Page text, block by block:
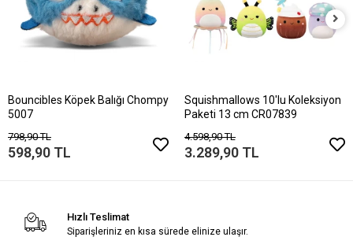
Bouncibles Köpek Balığı Chompy
5007
798,90 TL
598,90 TL
Squishmallows 10'lu Koleksiyon
Paketi 13 cm CR07839
4.598,90 TL
3.289,90 TL
Hızlı Teslimat
Siparişleriniz en kısa sürede elinize ulaşır.